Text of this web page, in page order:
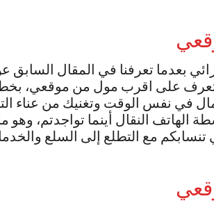
بعدما تعرفنا في المقال
التعرف على اقرب مول من موقعي،
في نفس الوقت وتغنيك من عناء
النقال أينما تواجدتم، وهو
تنسابكم مع التطلع إلى السلع